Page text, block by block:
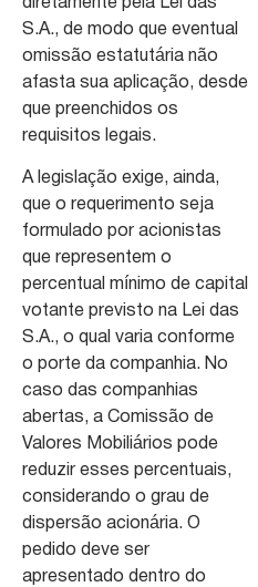
diretamente pela Lei das
S.A., de modo que eventual
omissão estatutária não
afasta sua aplicação, desde
que preenchidos os
requisitos legais.
A legislação exige, ainda,
que o requerimento seja
formulado por acionistas
que representem o
percentual mínimo de capital
votante previsto na Lei das
S.A., o qual varia conforme
o porte da companhia. No
caso das companhias
abertas, a Comissão de
Valores Mobiliários pode
reduzir esses percentuais,
considerando o grau de
dispersão acionária. O
pedido deve ser
apresentado dentro do